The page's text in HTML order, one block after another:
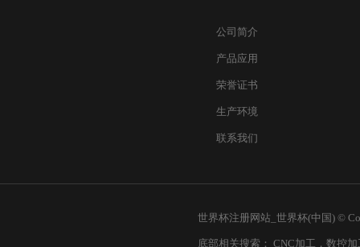
公司简介
产品应用
荣誉证书
生产环境
联系我们
世界杯注册网站_世界杯(中国) ©
底部相关搜索： CNC加工 ， 数控加